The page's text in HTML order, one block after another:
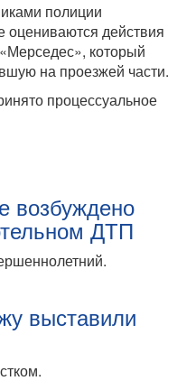
полиции
оцениваются действия
который
на проезжей части.
процессуальное
возбуждено
ДТП
выставили